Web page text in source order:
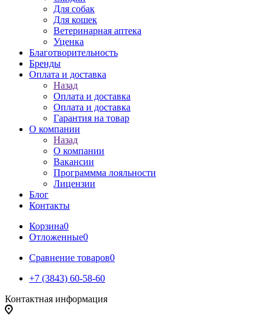
Для собак
Для кошек
Ветеринарная аптека
Уценка
Благотворительность
Бренды
Оплата и доставка
Назад
Оплата и доставка
Оплата и доставка
Гарантия на товар
О компании
Назад
О компании
Вакансии
Программма лояльности
Лицензии
Блог
Контакты
Корзина0
Отложенные0
Сравнение товаров0
+7 (3843) 60-58-60
Контактная информация